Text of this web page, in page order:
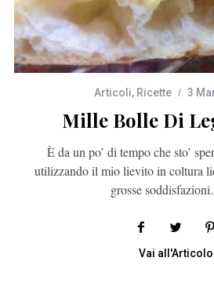
Articoli, Ricette 3
Mille Bolle Di
È da un po’ di tempo che sto’
utilizzando il mio lievito in coltura
grosse
Vai all'Articolo